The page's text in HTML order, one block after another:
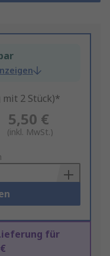
mit 2 Stück)*
5,50 €
(inkl. MwSt.)
Lieferung für